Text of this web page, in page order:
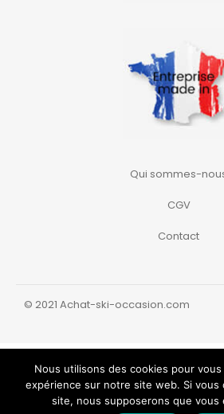
Qui sommes-
CGV
Contact
© 2021 Achat-ski-occasion.com
Nous utilisons des cookies pour
expérience sur notre site web. Si vous
site, nous supposerons que vous